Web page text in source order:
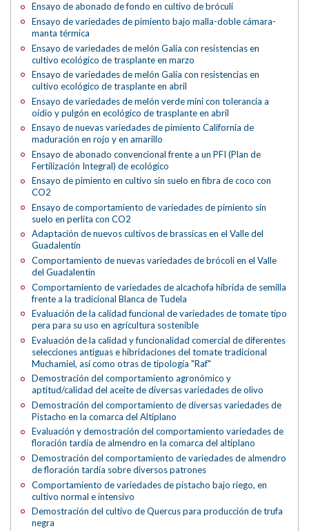
Ensayo de abonado de fondo en cultivo de bróculi
Ensayo de variedades de pimiento bajo malla-doble cámara-
manta térmica
Ensayo de variedades de melón Galia con resistencias en
cultivo ecológico de trasplante en marzo
Ensayo de variedades de melón Galia con resistencias en
cultivo ecológico de trasplante en abril
Ensayo de variedades de melón verde mini con tolerancia a
oídio y pulgón en ecológico de trasplante en abril
Ensayo de nuevas variedades de pimiento California de
maduración en rojo y en amarillo
Ensayo de abonado convencional frente a un PFI (Plan de
Fertilización Integral) de ecológico
Ensayo de pimiento en cultivo sin suelo en fibra de coco con
CO2
Ensayo de comportamiento de variedades de pimiento sin
suelo en perlita con CO2
Adaptación de nuevos cultivos de brassicas en el Valle del
Guadalentín
Comportamiento de nuevas variedades de brócoli en el Valle
del Guadalentín
Comportamiento de variedades de alcachofa híbrida de semilla
frente a la tradicional Blanca de Tudela
Evaluación de la calidad funcional de variedades de tomate tipo
pera para su uso en agricultura sostenible
Evaluación de la calidad y funcionalidad comercial de diferentes
selecciones antiguas e hibridaciones del tomate tradicional
Muchamiel, así como otras de tipología "Raf"
Demostración del comportamiento agronómico y
aptitud/calidad del aceite de diversas variedades de olivo
Demostración del comportamiento de diversas variedades de
Pistacho en la comarca del Altiplano
Evaluación y demostración del comportamiento variedades de
floración tardía de almendro en la comarca del altiplano
Demostración del comportamiento de variedades de almendro
de floración tardía sobre diversos patrones
Comportamiento de variedades de pistacho bajo riego, en
cultivo normal e intensivo
Demostración del cultivo de Quercus para producción de trufa
negra